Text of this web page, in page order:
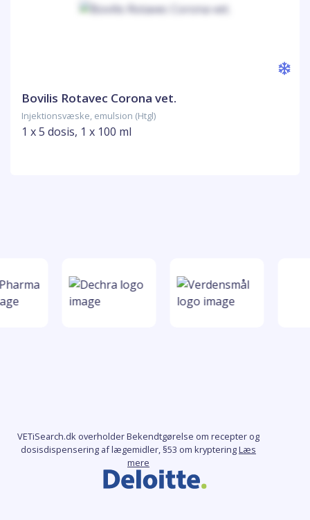
Bovilis Rotavec Corona vet.
Injektionsvæske, emulsion (Htgl)
1 x 5 dosis, 1 x 100 ml
VETiSearch.dk overholder Bekendtgørelse om recepter og
dosisdispensering af lægemidler, §53 om krypteringLæs
mere